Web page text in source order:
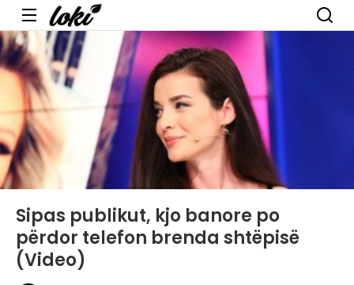
Menu
Sipas publikut, kjo banore po
përdor telefon brenda shtëpisë
(Video)